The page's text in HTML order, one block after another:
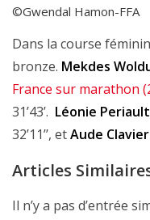
©Gwendal Hamon-FFA
Dans la course
bronze. Mekdes
France sur marathon
31’43’. Léonie Periault
32’11’’, etAude Clavier
Articles
Il n’y a pas d’entrée